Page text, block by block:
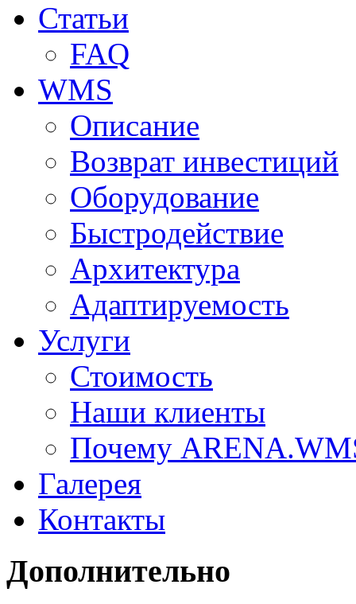
Статьи
FAQ
WMS
Описание
Возврат инвестиций
Оборудование
Быстродействие
Архитектура
Адаптируемость
Услуги
Стоимость
Наши клиенты
Почему
Галерея
Контакты
Дополнительно